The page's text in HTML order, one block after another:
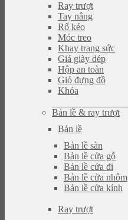
Ray trượt
Tay nâng
Rổ kéo
Móc treo
Khay trang sức
Giá giày dép
Hộp an toàn
Giỏ đựng đồ
Khóa
Bản lề & ray trượt
Bản lề
Bản lề sàn
Bản lề cửa gỗ
Bản lề cửa đi
Bản lề cửa nhôm
Bản lề cửa kính
Ray trượt